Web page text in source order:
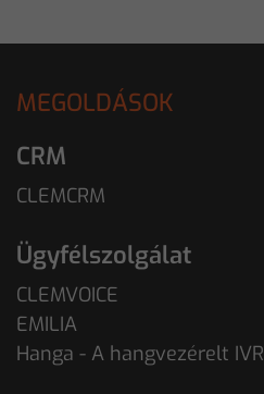
MEGOLDÁSOK
CRM
CLEMCRM
Ügyfélszolgálat
CLEMVOICE
EMILIA
Hanga - A hangvezérelt IVR